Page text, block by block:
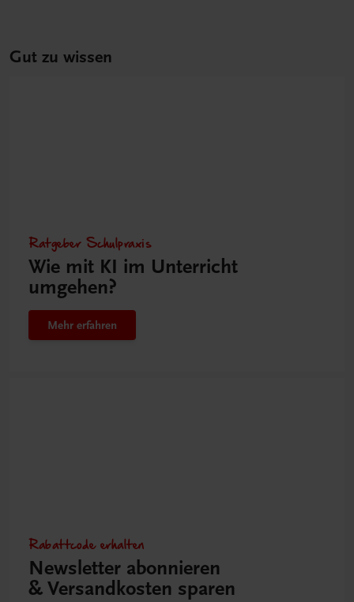
Gut zu wissen
Ratgeber Schulpraxis
Wie mit KI im Unterricht
umgehen?
Mehr erfahren
Rabattcode erhalten
Newsletter abonnieren
& Versandkosten sparen